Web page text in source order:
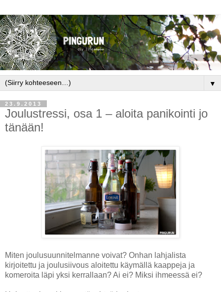
▼
23.9.2013
Joulustressi, osa 1 – aloita panikointi jo
tänään!
Miten joulusuunnitelmanne voivat? Onhan lahjalista
kirjoitettu ja joulusiivous aloitettu käymällä kaappeja ja
komeroita läpi yksi kerrallaan? Ai ei? Miksi ihmeessä ei?